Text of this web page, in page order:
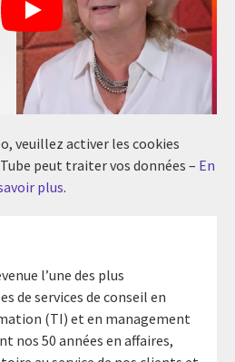
veuillez activer les cookies
peut traiter vos données – En
plus.
l’une des plus
de services de conseil en
(TI) et en management
nos 50 années en affaires,